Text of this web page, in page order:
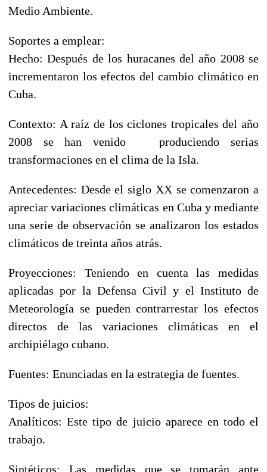
Medio Ambiente.
Soportes a emplear:
Hecho: Después de los huracanes del año 2008 se
incrementaron los efectos del cambio climático en
Cuba.
Contexto: A raíz de los ciclones tropicales del año
2008 se han venido produciendo serias
transformaciones en el clima de la Isla.
Antecedentes: Desde el siglo XX se comenzaron a
apreciar variaciones climáticas en Cuba y mediante
una serie de observación se analizaron los estados
climáticos de treinta años atrás.
Proyecciones: Teniendo en cuenta las medidas
aplicadas por la Defensa Civil y el Instituto de
Meteorología se pueden contrarrestar los efectos
directos de las variaciones climáticas en el
archipiélago cubano.
Fuentes: Enunciadas en la estrategia de fuentes.
Tipos de juicios:
Analíticos: Este tipo de juicio aparece en todo el
trabajo.
Sintéticos: Las medidas que se tomarán ante